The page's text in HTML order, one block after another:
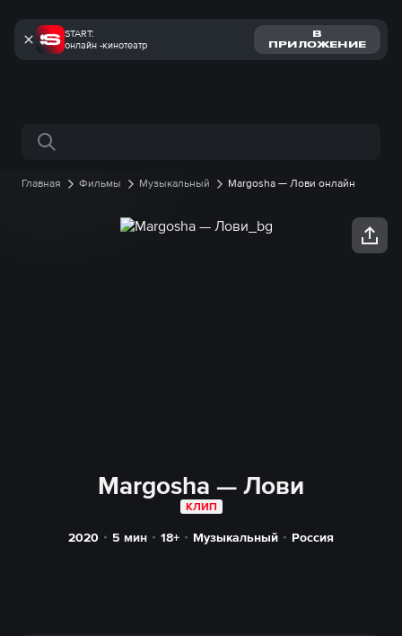
START:
онлайн -кинотеатр
В
ПРИЛОЖЕНИЕ
Поиск по сайту
Главная Фильмы Музыкальный Margosha — Лови онлайн
Margosha — Лови
КЛИП
2020 5 мин 18+ Музыкальный Россия